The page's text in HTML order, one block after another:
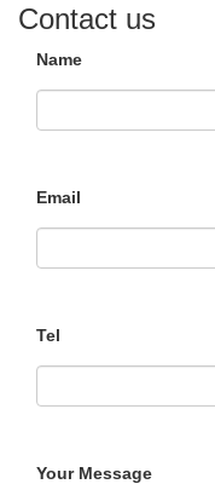
Contact us
Name
Email
Tel
Your Message